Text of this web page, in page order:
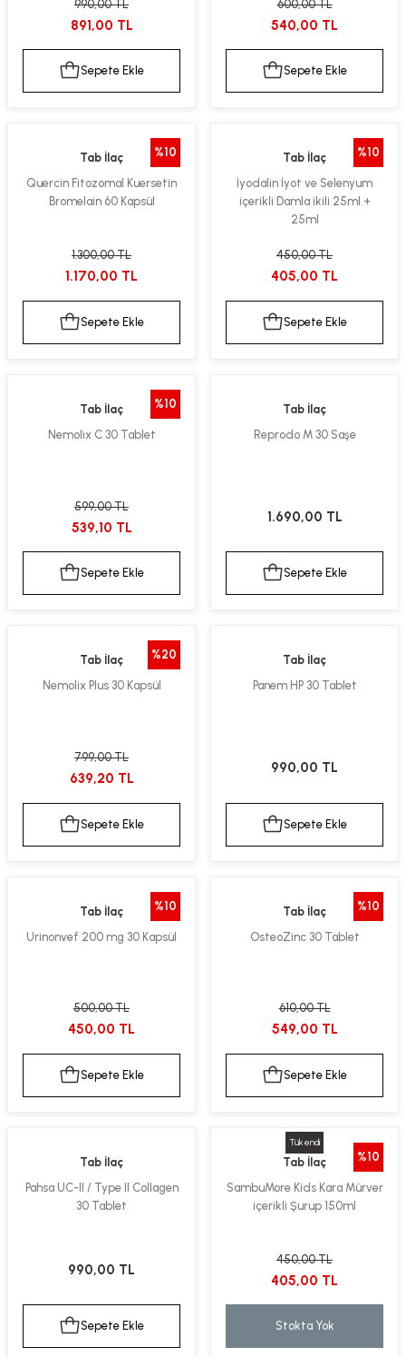
990,00 TL
891,00 TL
Sepete Ekle
600,00 TL
540,00 TL
Sepete Ekle
%10
Tab İlaç
Quercin Fitozomal Kuersetin
Bromelain 60 Kapsül
1.300,00 TL
1.170,00 TL
Sepete Ekle
%10
Tab İlaç
İyodalin İyot ve Selenyum
içerikli Damla ikili 25ml +
25ml
450,00 TL
405,00 TL
Sepete Ekle
%10
Tab İlaç
Nemolix C 30 Tablet
599,00 TL
539,10 TL
Sepete Ekle
Tab İlaç
Reprodo M 30 Saşe
1.690,00 TL
Sepete Ekle
%20
Tab İlaç
Nemolix Plus 30 Kapsül
799,00 TL
639,20 TL
Sepete Ekle
Tab İlaç
Panem HP 30 Tablet
990,00 TL
Sepete Ekle
%10
Tab İlaç
Urinonvef 200 mg 30 Kapsül
500,00 TL
450,00 TL
Sepete Ekle
%10
Tab İlaç
OsteoZinc 30 Tablet
610,00 TL
549,00 TL
Sepete Ekle
Tab İlaç
Pahsa UC-II / Type II Collagen
30 Tablet
990,00 TL
Sepete Ekle
Tükendi
%10
Tab İlaç
SambuMore Kids Kara Mürver
içerikli Şurup 150ml
450,00 TL
405,00 TL
Stokta Yok